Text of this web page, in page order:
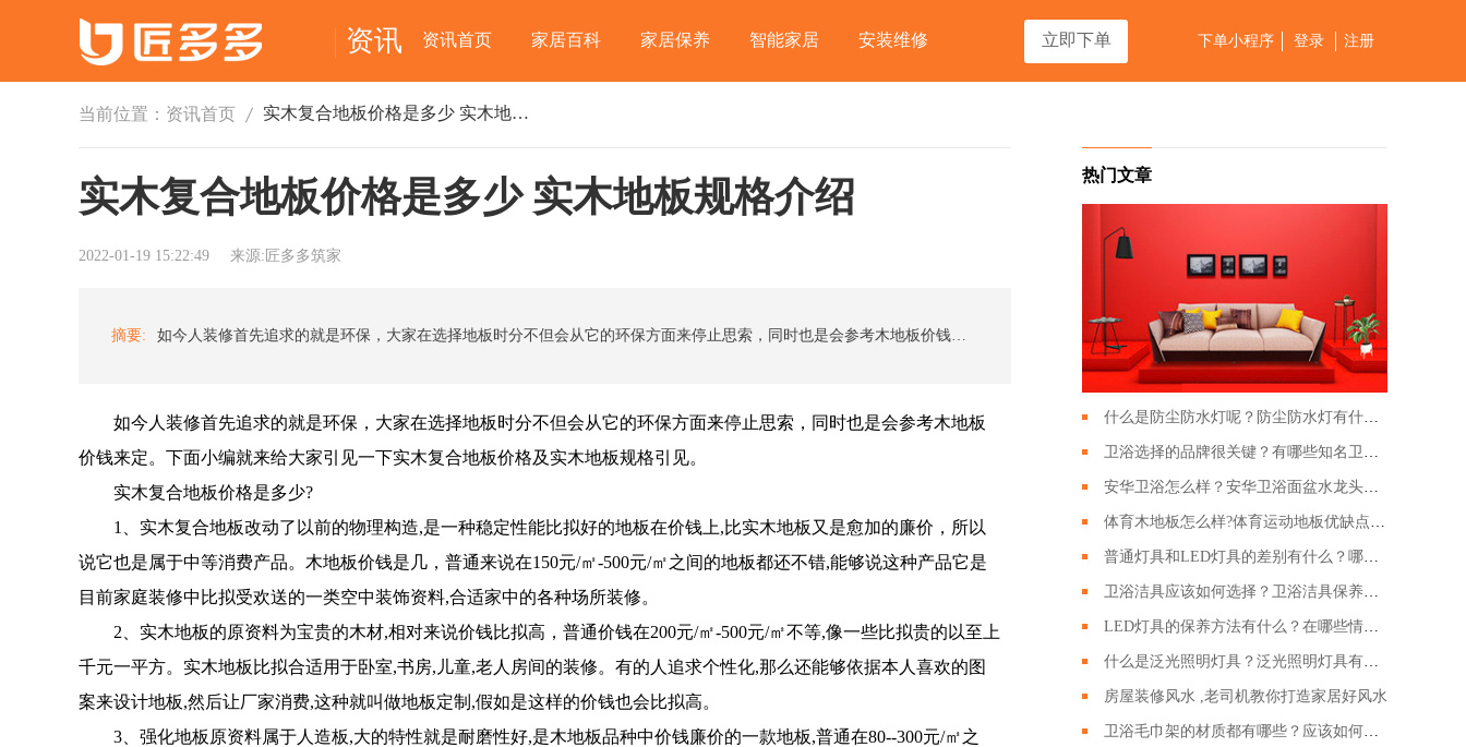
资讯 资讯首页 家居百科 家居保养 智能家居 安装维修 立即下单 下单小程序 登录 注册
当前位置： 资讯首页 实木复合地板价格是多少 实木地板规格介绍
实木复合地板价格是多少 实木地板规格介绍
2022-01-19 15:22:49 来源:匠多多筑家
摘要: 如今人装修首先追求的就是环保，大家在选择地板时分不但会从它的环保方面来停止思索，同时也是会参考木地板价钱来定。下面小编就来给大家引见一下实木复合地板价格及实木地板规格引见。
如今人装修首先追求的就是环保，大家在选择地板时分不但会从它的环保方面来停止思索，同时也是会参考木地板
价钱来定。下面小编就来给大家引见一下实木复合地板价格及实木地板规格引见。
实木复合地板价格是多少?
1、实木复合地板改动了以前的物理构造,是一种稳定性能比拟好的地板在价钱上,比实木地板又是愈加的廉价，所以
说它也是属于中等消费产品。木地板价钱是几，普通来说在150元/㎡-500元/㎡之间的地板都还不错,能够说这种产品它是
目前家庭装修中比拟受欢送的一类空中装饰资料,合适家中的各种场所装修。
2、实木地板的原资料为宝贵的木材,相对来说价钱比拟高，普通价钱在200元/㎡-500元/㎡不等,像一些比拟贵的以至上
千元一平方。实木地板比拟合适用于卧室,书房,儿童,老人房间的装修。有的人追求个性化,那么还能够依据本人喜欢的图
案来设计地板,然后让厂家消费,这种就叫做地板定制,假如是这样的价钱也会比拟高。
3、强化地板原资料属于人造板,大的特性就是耐磨性好,是木地板品种中价钱廉价的一款地板,普通在80--300元/㎡之
热门文章
什么是防尘防水灯呢？防尘防水灯有什么特点？
安华卫浴怎么样？安华卫浴面盆水龙头应该如何搭配？
普通灯具和LED灯具的差别有什么？哪种LED灯具更好呢？
卫浴洁具应该如何选择？卫浴洁具保养的时候需要注意哪些？
LED灯具的保养方法有什么？在哪些情况下回损坏？
什么是泛光照明灯具？泛光照明灯具有什么作用？
房屋装修风水 ,老司机教你打造家居好风水
卫浴毛巾架的材质都有哪些？应该如何挑选卫浴毛巾架？